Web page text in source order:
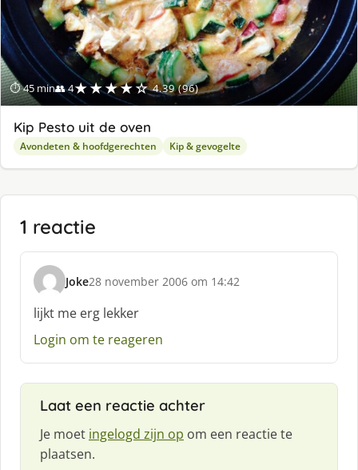
⏱ 45 min👥 4★★★★☆ 4.39 (96)
Kip Pesto uit de oven
Avondeten & hoofdgerechten Kip & gevogelte
1 reactie
Joke
s
c
h
r
28 november 2006 om 14:42
lijkt me erg lekker
Login om te reageren
Laat een reactie achter
Je moet ingelogd zijn op om een reactie te
plaatsen.